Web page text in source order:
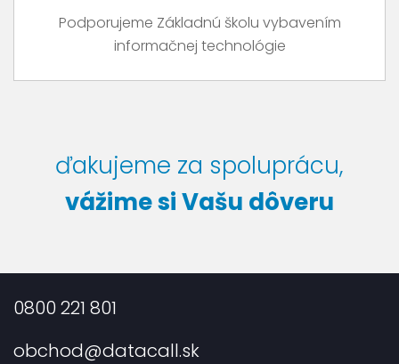
Podporujeme Základnú školu vybavením
informačnej technológie
ďakujeme za spoluprácu,
vážime si Vašu dôveru
0800 221 801
obchod@datacall.sk